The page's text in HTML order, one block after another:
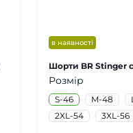
в наявності
Шорти BR Stinger
Розмір
S-46 M-48
2XL-54
3XL-56